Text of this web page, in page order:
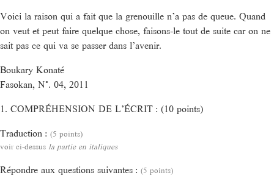
Voici la raison qui a fait que la grenouille n’a pas de queue. Quand
on veut et peut faire quelque chose, faisons-le tout de suite car on ne
sait pas ce qui va se passer dans l’avenir.
Boukary Konaté
Fasokan, N°. 04, 2011
1. COMPRÉHENSION DE L’ÉCRIT : (10 points)
Traduction : (5 points)
voir ci-dessus la partie en italiques
Répondre aux questions suivantes : (5 points)